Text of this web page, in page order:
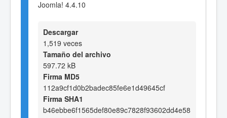
Joomla! 4.4.10
Descargar
1,519 veces
Tamaño del archivo
597.72 kB
Firma MD5
112a9cf1d0b2badec85fe6e1d49645cf
Firma SHA1
b46ebbe6f1565def80e89c7828f93602dd4e58